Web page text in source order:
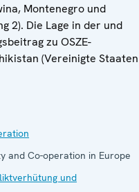
Montenegro und
2). Die Lage in der und
zu OSZE-
(Vereinigte Staaten
and Co-operation in Europe
und